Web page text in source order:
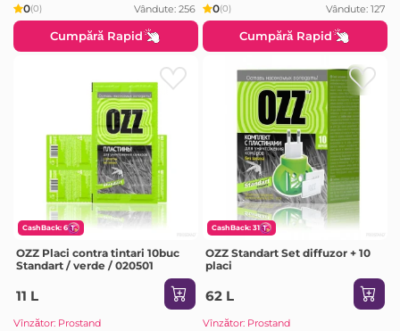
0(0) Vândute: 256
Cumpără Rapid
0(0) Vândute: 127
Cumpără Rapid
CashBack: 6
OZZ Placi contra tintari 10buc
Standart / verde / 020501
11 L
Vînzător: Prostand
CashBack: 31
OZZ Standart Set diffuzor + 10
placi
62 L
Vînzător: Prostand